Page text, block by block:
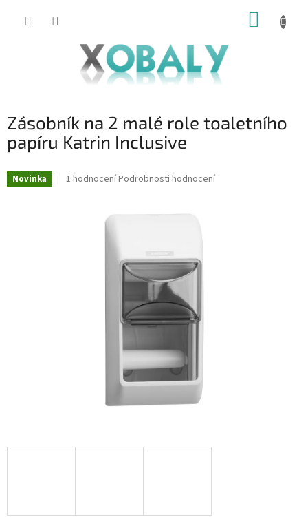
KOŠÍK
Zásobník na 2 malé role toaletního
papíru Katrin Inclusive
Novinka
Průměrné
1 hodnoceníPodrobnosti hodnocení